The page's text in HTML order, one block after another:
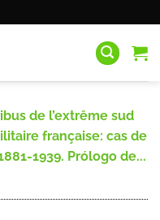
de l’extrême sud
française: cas de
1939. Prólogo de...